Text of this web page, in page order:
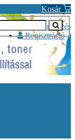
Kosár
Bejelentkezés
Regisztráció